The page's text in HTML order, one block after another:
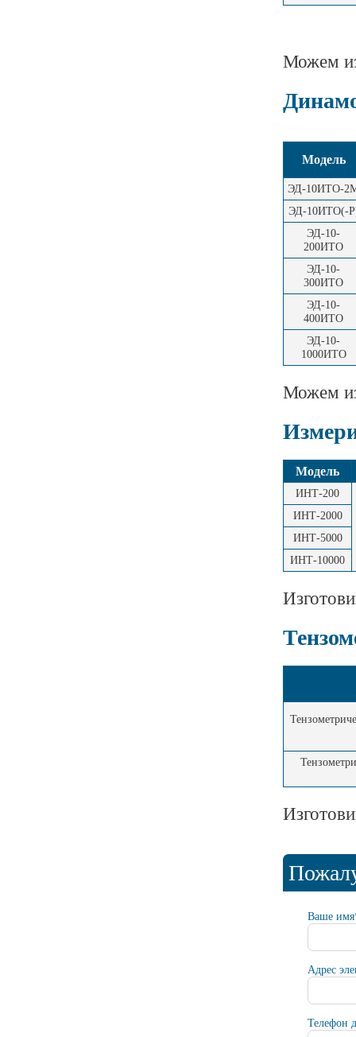
Можем
Модель
ЭД-10ИТО-
ЭД-10ИТО(-
ЭД-10-
200ИТО
ЭД-10-
300ИТО
ЭД-10-
400ИТО
ЭД-10-
1000ИТО
Можем
Модель
ИНТ-200
ИНТ-2000
ИНТ-5000
ИНТ-10000
Ваше
Адрес
Телефон